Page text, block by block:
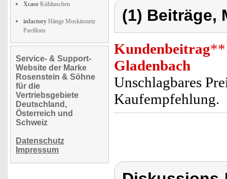
Xcase Kühltaschen
infactory Hänge Moskitonetz
Pavillons
Service- & Support-
Website der Marke
Rosenstein & Söhne
für die
Vertriebsgebiete
Deutschland,
Österreich und
Schweiz
Datenschutz
Impressum
(1) Beiträge,
Kundenbeitrag**
Gladenbach
Unschlagbares
Kaufempfehlung.